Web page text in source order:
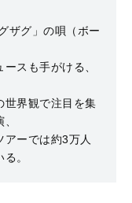
ザグ」の唄（ボー
スも手がける、
世界観で注目を集
ーでは約3万人
。